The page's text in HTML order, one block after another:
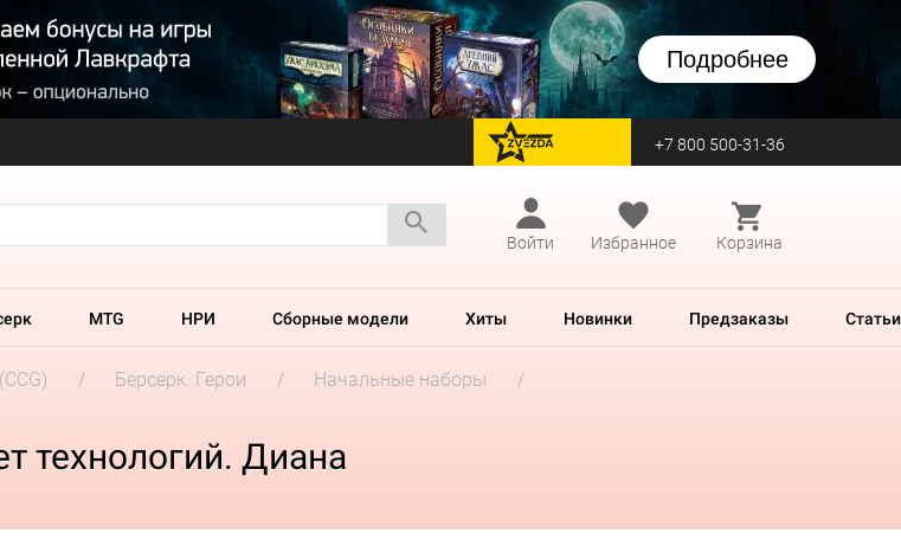
Подробнее
перейти на Zvezda +7 800 500-31-36
Войти
Избранное Корзина
MTG НРИ Сборные модели Хиты Новинки Предзаказы Статьи
Берсерк. Герои
Начальные наборы
технологий. Диана